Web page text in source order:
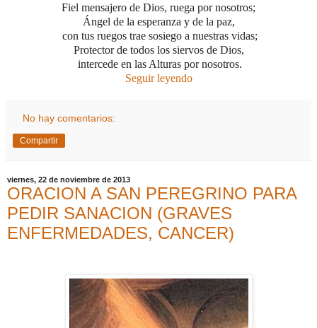
Fiel mensajero de Dios, ruega por nosotros;
Ángel de la esperanza y de la paz,
con tus ruegos trae sosiego a nuestras vidas;
Protector de todos los siervos de Dios,
intercede en las Alturas por nosotros.
Seguir leyendo
No hay comentarios:
Compartir
viernes, 22 de noviembre de 2013
ORACION A SAN PEREGRINO PARA
PEDIR SANACION (GRAVES
ENFERMEDADES, CANCER)